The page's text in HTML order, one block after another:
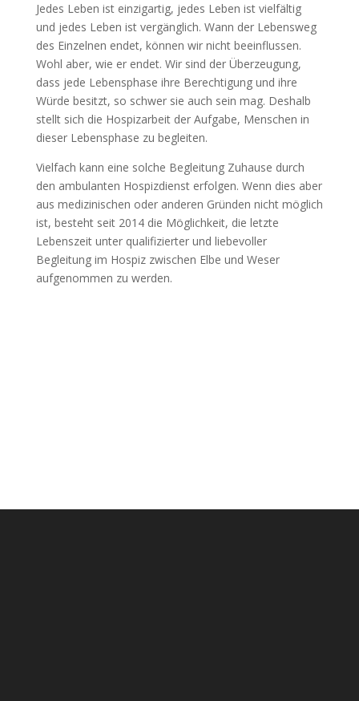
Jedes Leben ist einzigartig, jedes Leben ist vielfältig
und jedes Leben ist vergänglich. Wann der Lebensweg
des Einzelnen endet, können wir nicht beeinflussen.
Wohl aber, wie er endet. Wir sind der Überzeugung,
dass jede Lebensphase ihre Berechtigung und ihre
Würde besitzt, so schwer sie auch sein mag. Deshalb
stellt sich die Hospizarbeit der Aufgabe, Menschen in
dieser Lebensphase zu begleiten.
Vielfach kann eine solche Begleitung Zuhause durch
den ambulanten Hospizdienst erfolgen. Wenn dies aber
aus medizinischen oder anderen Gründen nicht möglich
ist, besteht seit 2014 die Möglichkeit, die letzte
Lebenszeit unter qualifizierter und liebevoller
Begleitung im Hospiz zwischen Elbe und Weser
aufgenommen zu werden.